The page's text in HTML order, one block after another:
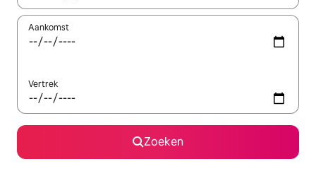
Aankomst
Vertrek
Zoeken